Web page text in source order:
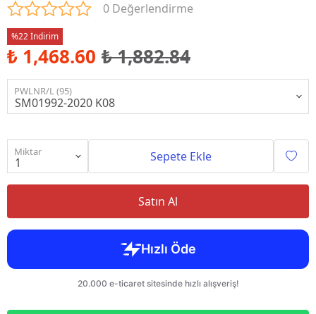
0 Değerlendirme
%22 İndirim
₺ 1,468.60 ₺ 1,882.84
PWLNR/L (95)
Miktar Sepete Ekle
Satın Al